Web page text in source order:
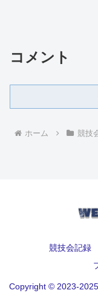
コメント
ホーム 競技
競技会記録
Copyright © 2023-